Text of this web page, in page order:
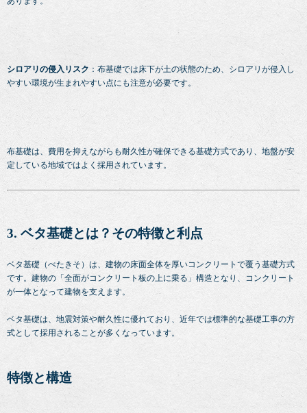
シロアリの侵入リスク ：布基礎では床下が土の状態のため、シロアリが侵入し
やすい環境が生まれやすい点にも注意が必要です。
布基礎は、費用を抑えながらも耐久性が確保できる基礎方式であり、地盤が安
定している地域ではよく採用されています。
3. ベタ基礎とは？その特徴と利点
ベタ基礎（べたきそ）は、建物の床面全体を厚いコンクリートで覆う基礎方式
です。建物の「全面がコンクリート板の上に乗る」構造となり、コンクリート
が一体となって建物を支えます。
ベタ基礎は、地震対策や耐久性に優れており、近年では標準的な基礎工事の方
式として採用されることが多くなっています。
特徴と構造